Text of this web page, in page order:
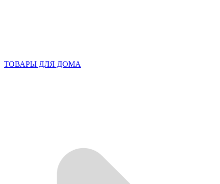
ТОВАРЫ ДЛЯ ДОМА